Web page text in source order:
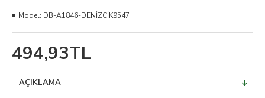
494,93TL
Model: DB-A1846-DENİZCİK9547
AÇIKLAMA